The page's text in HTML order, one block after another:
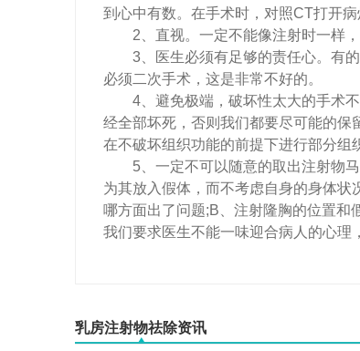
到心中有数。在手术时，对照CT打开病
2、直视。一定不能像注射时一样，
3、医生必须有足够的责任心。有的
必须二次手术，这是非常不好的。
4、避免极端，破坏性太大的手术不
经全部坏死，否则我们都要尽可能的保
在不破坏组织功能的前提下进行部分组
5、一定不可以随意的取出注射物马
为其放入假体，而不考虑自身的身体
哪方面出了问题;B、注射隆胸的位置和
我们要求医生不能一味迎合病人的心理
乳房注射物祛除资讯